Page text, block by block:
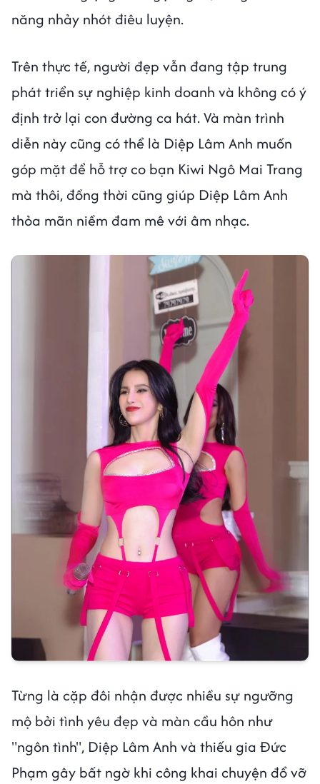
năng nhảy nhót điêu luyện.
Trên thực tế, người đẹp vẫn đang tập trung
phát triển sự nghiệp kinh doanh và không có ý
định trở lại con đường ca hát. Và màn trình
diễn này cũng có thể là Diệp Lâm Anh muốn
góp mặt để hỗ trợ co bạn Kiwi Ngô Mai Trang
mà thôi, đồng thời cũng giúp Diệp Lâm Anh
thỏa mãn niềm đam mê với âm nhạc.
Từng là cặp đôi nhận được nhiều sự ngưỡng
mộ bởi tình yêu đẹp và màn cầu hôn như
"ngôn tình", Diệp Lâm Anh và thiếu gia Đức
Phạm gây bất ngờ khi công khai chuyện đổ vỡ